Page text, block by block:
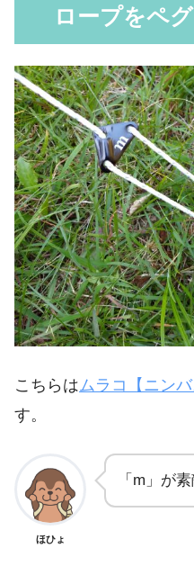
ロープをペ
こちらは ムラコ【ニンバ
す。
ほひょ
「m」が